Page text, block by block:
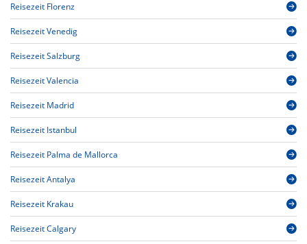
Reisezeit Florenz
Reisezeit Venedig
Reisezeit Salzburg
Reisezeit Valencia
Reisezeit Madrid
Reisezeit Istanbul
Reisezeit Palma de Mallorca
Reisezeit Antalya
Reisezeit Krakau
Reisezeit Calgary